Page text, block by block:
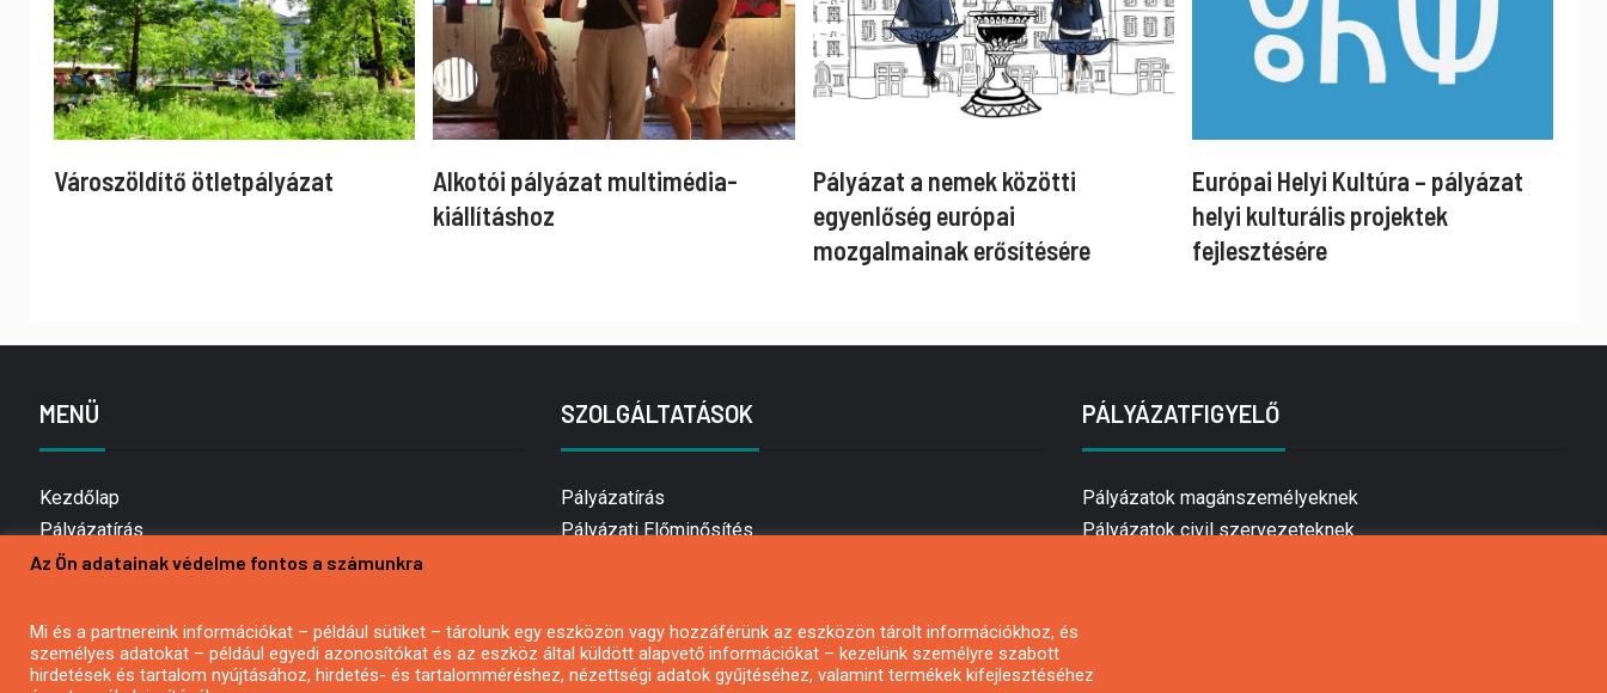
Városzöldítő ötletpályázat
Alkotói pályázat multimédia-
kiállításhoz
Pályázat a nemek közötti
egyenlőség európai
mozgalmainak erősítésére
Európai Helyi Kultúra – pályázat
helyi kulturális projektek
fejlesztésére
MENÜ
Kezdőlap
Pályázatírás
Bemutatkozás
Hírlevél feliratkozás
Impresszum
SZOLGÁLTATÁSOK
Pályázatírás
Pályázati Előminősítés
Mezőgazdasági pályázatírás
Pályázatírás magánszemélyeknek
PÁLYÁZATFIGYELŐ
Pályázatok magánszemélyeknek
Pályázatok civil szervezeteknek
Az Ön adatainak védelme fontos a számunkra
Mi és a partnereink információkat – például sütiket – tárolunk egy eszközön vagy hozzáférünk az eszközön tárolt információkhoz, és
személyes adatokat – például egyedi azonosítókat és az eszköz által küldött alapvető információkat – kezelünk személyre szabott
hirdetések és tartalom nyújtásához, hirdetés- és tartalomméréshez, nézettségi adatok gyűjtéséhez, valamint termékek kifejlesztéséhez